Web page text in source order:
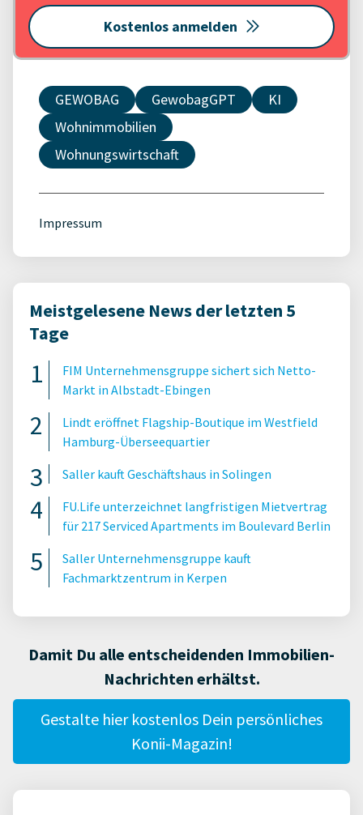
Kostenlos anmelden
GEWOBAG GewobagGPT
KI
Wohnimmobilien
Wohnungswirtschaft
Impressum
Meistgelesene News der letzten 5
Tage
FIM Unternehmensgruppe sichert sich Netto-
Markt in Albstadt-Ebingen
Lindt eröffnet Flagship-Boutique im Westfield
Hamburg-Überseequartier
Saller kauft Geschäftshaus in Solingen
FU.Life unterzeichnet langfristigen Mietvertrag
für 217 Serviced Apartments im Boulevard Berlin
Saller Unternehmensgruppe kauft
Fachmarktzentrum in Kerpen
Damit Du alle entscheidenden Immobilien-
Nachrichten erhältst.
Gestalte hier kostenlos Dein persönliches
Konii-Magazin!